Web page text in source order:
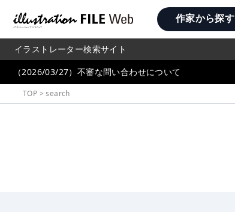
作家から探す
イラストレーター検索サイト
（2026/03/27）不審な問い合わせについて
TOP >search